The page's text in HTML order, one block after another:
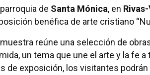
de Santa Mónica, en
benéfica de arte cristiano
reúne una selección de
un tema que une el arte y la fe
de exposición, los visitantes